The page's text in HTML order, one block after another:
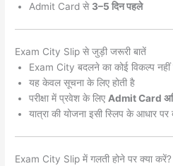
Admit Card से 3–5 दिन पहले
Exam City Slip से जुड़ी जरूरी बातें
Exam City बदलने का कोई विकल्प नहीं
यह केवल सूचना के लिए होती है
परीक्षा में प्रवेश के लिएAdmit Card
यात्रा की योजना इसी स्लिप के आधार पर
Exam City Slip में गलती होने पर क्या करें?